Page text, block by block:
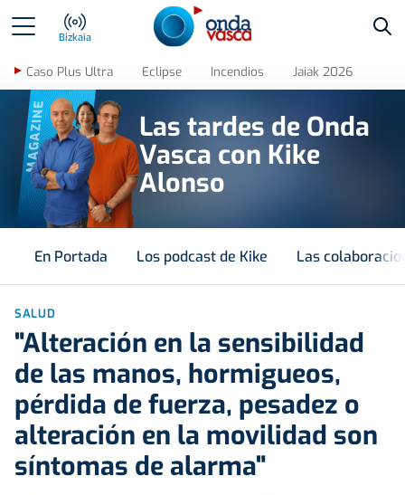
Bizkaia
Caso Plus Ultra Eclipse Incendios Jaiak 2026
MAGAZINE
Las tardes de Onda
Vasca con Kike
Alonso
En Portada Los podcast de Kike Las
SALUD
"Alteración en la sensibilidad
de las manos, hormigueos,
pérdida de fuerza, pesadez o
alteración en la movilidad son
síntomas de alarma"